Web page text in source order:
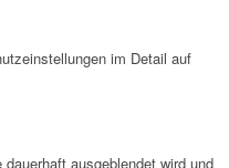
im Detail auf
ausgeblendet wird und